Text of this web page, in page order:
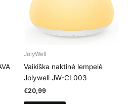
JolyWell
Vaikiška naktinė lempelė
Jolywell JW-CL003
€20,99